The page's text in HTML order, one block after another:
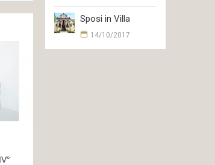
Sposi in Villa
14/10/2017